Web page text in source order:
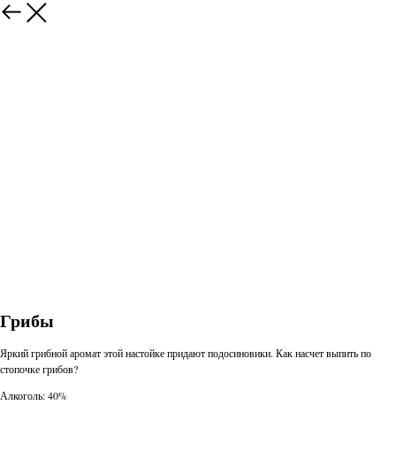
Грибы
Яркий грибной аромат этой настойке придают подосиновики. Как насчет выпить по
стопочке грибов?
Алкоголь: 40%